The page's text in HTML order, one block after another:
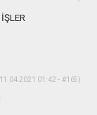
01:42 - #165)